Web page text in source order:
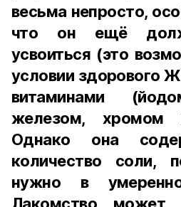
весьма непросто,
что он ещё
усвоиться (это
условии здорового
витаминами
железом, хромом
Однако она
количество соли,
нужно в